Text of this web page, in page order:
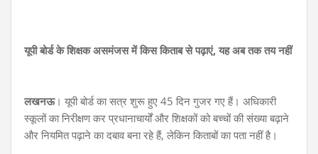
यूपी बोर्ड के शिक्षक असमंजस में किस किताब से पढ़ाएं, यह अब तक तय नहीं
लखनऊ। यूपी बोर्ड का सत्र शुरू हुए 45 दिन गुजर गए हैं। अधिकारी
स्कूलों का निरीक्षण कर प्रधानाचार्यों और शिक्षकों को बच्चों की संख्या बढ़ाने
और नियमित पढ़ाने का दबाव बना रहे हैं, लेकिन किताबों का पता नहीं है।